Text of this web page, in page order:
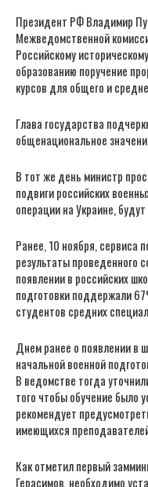
Президент РФ Владимир
Межведомственной
Российскому
образованию поручение
курсов для общего и
Глава государства
общенациональное
В тот же день министр
подвиги российских
операции на Украине,
Ранее, 10 ноября, сервиса
результаты проведенного
появлении в российских
подготовки поддержали
студентов средних
Днем ранее о появлении в
начальной военной
В ведомстве тогда
того чтобы обучение
рекомендует
имеющихся
Как отметил первый
Герасимов, необходимо